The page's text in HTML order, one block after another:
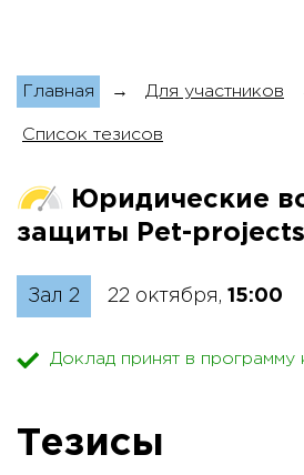
Главная → Для участников
Список тезисов
Юридические
защиты Pet-projects
Зал 2 22 октября, 15:00
Доклад принят в программу
Тезисы